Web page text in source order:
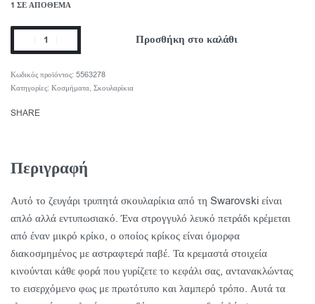
1 ΣΕ ΑΠΌΘΕΜΑ
Προσθήκη στο καλάθι
5563278
Κατηγορίες: Κοσμήματα, Σκουλαρίκια
SHARE
Περιγραφή
Αυτό το ζευγάρι τρυπητά σκουλαρίκια από τη Swarovski είναι
απλό αλλά εντυπωσιακό. Ένα στρογγυλό λευκό πετράδι κρέμεται
από έναν μικρό κρίκο, ο οποίος κρίκος είναι όμορφα
διακοσμημένος με αστραφτερά παβέ. Τα κρεμαστά στοιχεία
κινούνται κάθε φορά που γυρίζετε το κεφάλι σας, αντανακλώντας
το εισερχόμενο φως με πρωτότυπο και λαμπερό τρόπο. Αυτά τα